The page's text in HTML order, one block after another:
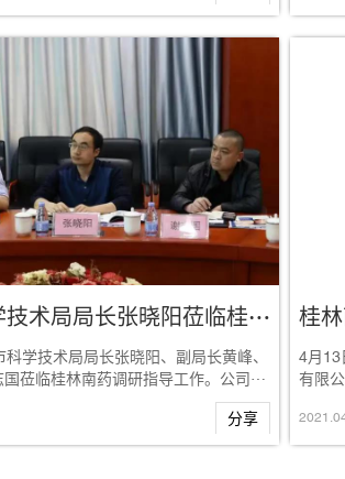
桂林市科学技术局局长张晓阳莅临桂林南药调研指导工作
学技术局局长张晓阳、副局长黄峰、
莅临桂林南药调研指导工作。公司副
琳、研发总监潘梅、首席研究员...
分享
4月13
有限
2021 .